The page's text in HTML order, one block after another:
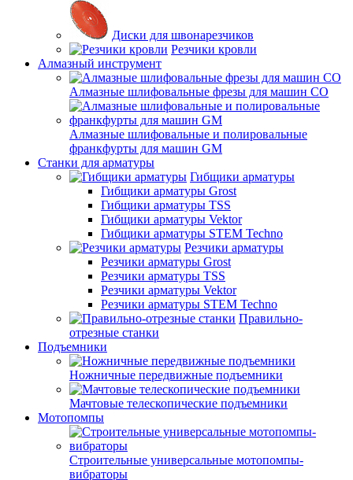
Диски для швонарезчиков
Резчики кровли
Алмазный инструмент
Алмазные шлифовальные фрезы для машин СО
Алмазные шлифовальные и полировальные
франкфурты для машин GM
Станки для арматуры
Гибщики арматуры
Гибщики арматуры Grost
Гибщики арматуры TSS
Гибщики арматуры Vektor
Гибщики арматуры STEM Techno
Резчики арматуры
Резчики арматуры Grost
Резчики арматуры TSS
Резчики арматуры Vektor
Резчики арматуры STEM Techno
Правильно-
отрезные станки
Подъемники
Ножничные передвижные подъемники
Мачтовые телескопические подъемники
Мотопомпы
Строительные универсальные мотопомпы-
вибраторы